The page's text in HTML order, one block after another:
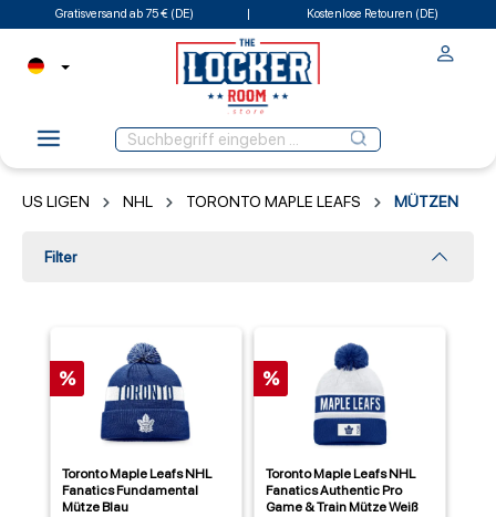
Gratisversand ab 75 € (DE) Kostenlose Retouren (DE)
US LIGEN NHL TORONTO MAPLE LEAFS MÜTZEN
Filter
%
Toronto Maple Leafs NHL
Fanatics Fundamental
Mütze Blau
%
Toronto Maple Leafs NHL
Fanatics Authentic Pro
Game & Train Mütze Weiß